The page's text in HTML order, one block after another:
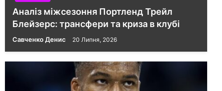
Аналіз міжсезоння Портленд Трейл
Блейзерс: трансфери та криза в клубі
Савченко Денис 20 Липня, 2026